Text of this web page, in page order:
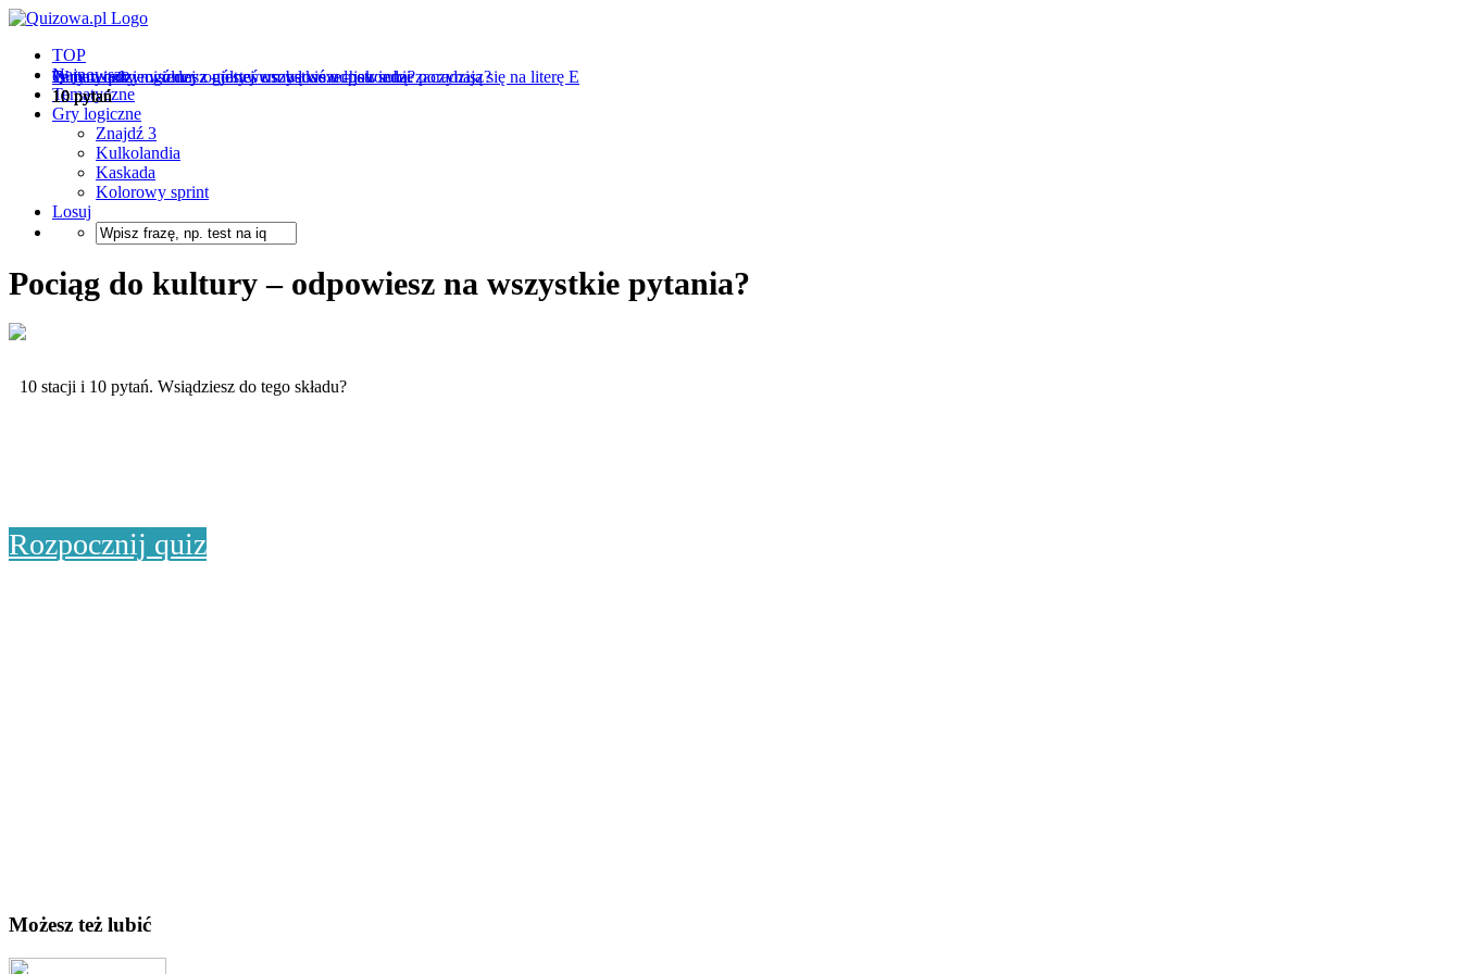
TOP
Najnowsze
Tematyczne
Gry logiczne
Znajdź 3
Kulkolandia
Kaskada
Kolorowy sprint
Losuj
Pociąg do kultury – odpowiesz na wszystkie pytania?
10 stacji i 10 pytań. Wsiądziesz do tego składu?
Rozpocznij quiz
Możesz też lubić
W tym quizie wiedzy ogólnej wszystkie odpowiedzi zaczynają się na literę E
10 pytań
Tematyczny miszmasz - jesteś osobą wszechstronną?
10 pytań
Quiz wiedzy ogólnej z motywem włosów - jak sobie poradzisz?
10 pytań